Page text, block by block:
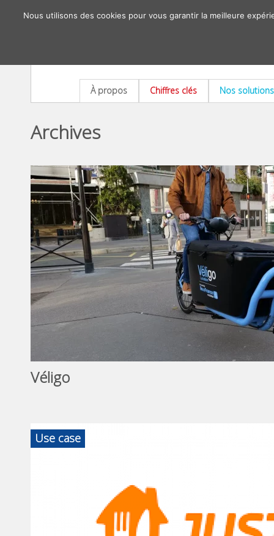
À propos Chiffres clés Nos solutions
Archives
Véligo
Use case
Nous utilisons des cookies pour vous garantir la meilleure